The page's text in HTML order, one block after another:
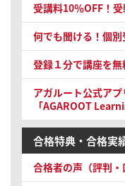
受講料10％OFF！
何でも聞ける！個
登録１分で講座を
アガルート公式アプ
「AGAROOT
合格特典・合格実
合格者の声（評判